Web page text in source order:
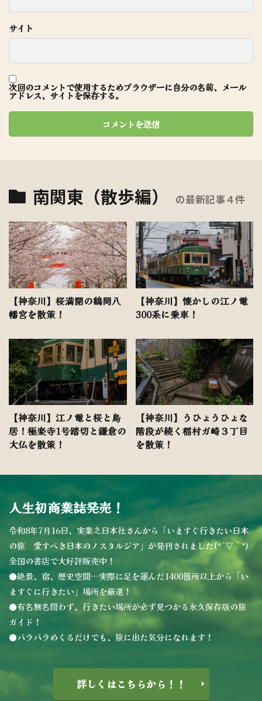
サイト
次回のコメントで使用するためブラウザーに自分の名前、メール
アドレス、サイトを保存する。
南関東（散歩編） の最新記事４件
【神奈川】桜満開の鶴岡八
幡宮を散策！
【神奈川】懐かしの江ノ電
300系に乗車！
【神奈川】江ノ電と桜と鳥
居！極楽寺1号踏切と鎌倉の
大仏を散策！
【神奈川】うひょうひょな
階段が続く稲村ガ崎３丁目
を散策！
人生初商業誌発売！
令和8年7月16日、実業之日本社さんから「いますぐ行きたい日本
の旅 愛すべき日本のノスタルジア」が発刊されました(*´▽｀*)
全国の書店で大好評販売中！
●絶景、宿、歴史空間…実際に足を運んだ1400箇所以上から「い
ますぐに行きたい」場所を厳選！
●有名無名問わず、行きたい場所が必ず見つかる永久保存版の旅
ガイド！
●パラパラめくるだけでも、旅に出た気分になれます！
詳しくはこちらから！！